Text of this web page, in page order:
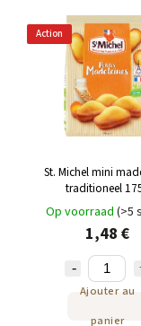
Le plus cher
Bestsellers
Action
St. Michel mini
traditioneel
Op voorraad (>5
1,48 €
Ajouter au
panier